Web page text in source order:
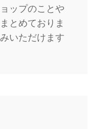
ップのことや
とめておりま
いただけます